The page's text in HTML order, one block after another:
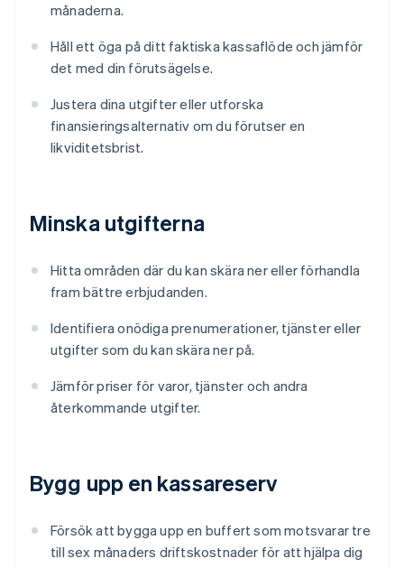
månaderna.
Håll ett öga på ditt faktiska kassaflöde och jämför
det med din förutsägelse.
Justera dina utgifter eller utforska
finansieringsalternativ om du förutser en
likviditetsbrist.
Minska utgifterna
Hitta områden där du kan skära ner eller förhandla
fram bättre erbjudanden.
Identifiera onödiga prenumerationer, tjänster eller
utgifter som du kan skära ner på.
Jämför priser för varor, tjänster och andra
återkommande utgifter.
Bygg upp en kassareserv
Försök att bygga upp en buffert som motsvarar tre
till sex månaders driftskostnader för att hjälpa dig